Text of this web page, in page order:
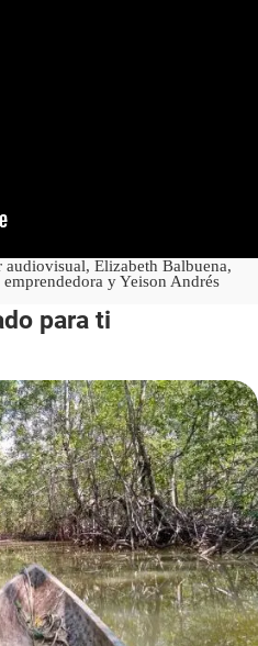
Elizabeth Balbuena,
y Yeison Andrés
para ti